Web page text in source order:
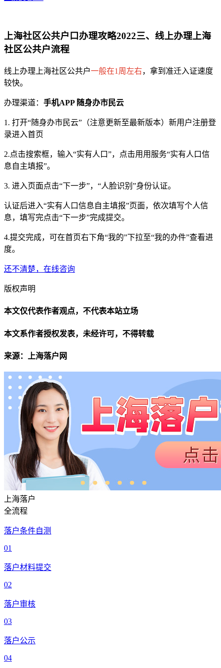
上海社区公共户口办理攻略2022三、线上办理上海
社区公共户流程
线上办理上海社区公共户一般在1周左右，拿到准迁入证速度
较快。
办理渠道： 手机APP 随身办市民云
1. 打开“随身办市民云”（注意更新至最新版本）新用户注册登
录进入首页
2.点击搜索框，输入“实有人口”，点击用用服务“实有人口信
息自主填报”。
3. 进入页面点击“下一步”，“人脸识别”身份认证。
认证后进入“实有人口信息自主填报”页面，依次填写个人信
息，填写完点击“下一步”完成提交。
4.提交完成，可在首页右下角“我的”下拉至“我的办件”查看进
度。
还不清楚，在线咨询
版权声明
本文仅代表作者观点，不代表本站立场
本文系作者授权发表，未经许可，不得转载
来源：上海落户网
上海落户
全流程
落户条件自测
01
落户材料提交
02
落户审核
03
落户公示
04